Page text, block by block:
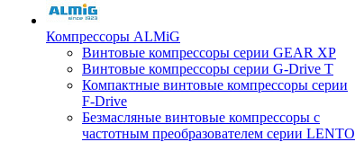
Компрессоры ALMiG
Винтовые компрессоры серии GEAR XP
Винтовые компрессоры серии G-Drive T
Компактные винтовые компрессоры серии
F-Drive
Безмасляные винтовые компрессоры с
частотным преобразователем серии LENTO